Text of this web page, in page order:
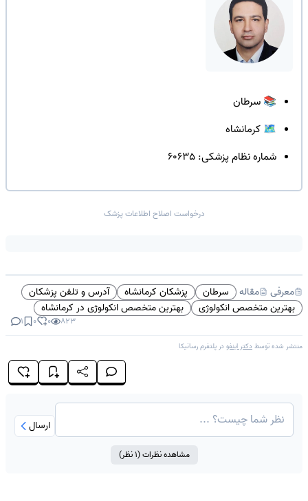
📚 سرطان
🗺️ کرمانشاه
شماره نظام پزشکی: 60635
درخواست اصلاح اطلاعات پزشک
معرفی مقاله سرطان پزشکان کرمانشاه
آدرس و تلفن پزشکان
بهترین متخصص انکولوژی
بهترین متخصص انکولوژی در کرمانشاه
823
0
0
1
منتشر شده توسط دکتر اینفو در پلتفرمرسانیکا
ارسال
مشاهده نظرات (1نظر)